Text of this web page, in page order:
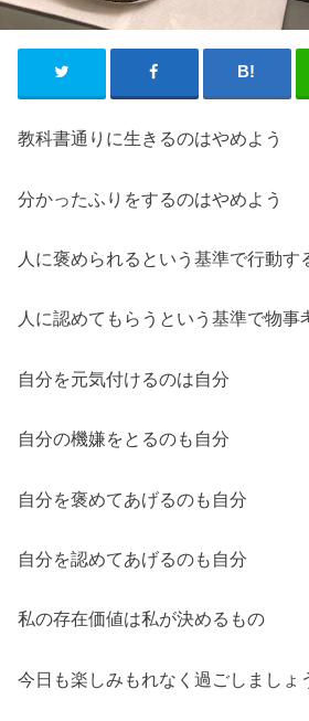
教科書通りに生きるのはやめよう
分かったふりをするのはやめよう
人に褒められるという基準で行動す
人に認めてもらうという基準で物事
自分を元気付けるのは自分
自分の機嫌をとるのも自分
自分を褒めてあげるのも自分
自分を認めてあげるのも自分
私の存在価値は私が決めるもの
今日も楽しみもれなく過ごしましょ